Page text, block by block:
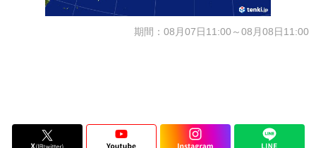
期間：08月07日11:00～08月08日11:00